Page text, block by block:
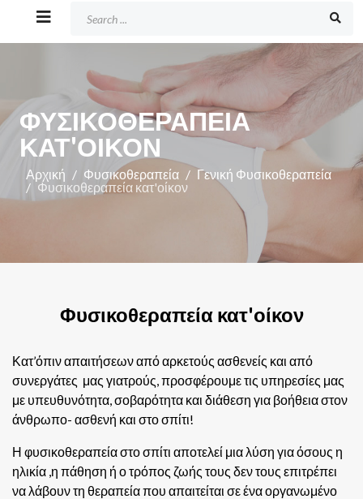
ΦΥΣΙΚΟΘΕΡΑΠΕΊΑ
ΚΑΤ'ΟΊΚΟΝ
Αρχική Φυσικοθεραπεία
Γενική Φυσικοθεραπεία
Φυσικοθεραπεία κατ'οίκον
Φυσικοθεραπεία κατ'οίκον
Κατ’όπιν απαιτήσεων από αρκετούς ασθενείς και από
συνεργάτες μας γιατρούς, προσφέρουμε τις υπηρεσίες μας
με υπευθυνότητα, σοβαρότητα και διάθεση για βοήθεια στον
άνθρωπο- ασθενή και στο σπίτι!
Η φυσικοθεραπεία στο σπίτι αποτελεί μια λύση για όσους η
ηλικία ,η πάθηση ή ο τρόπος ζωής τους δεν τους επιτρέπει
να λάβουν τη θεραπεία που απαιτείται σε ένα οργανωμένο